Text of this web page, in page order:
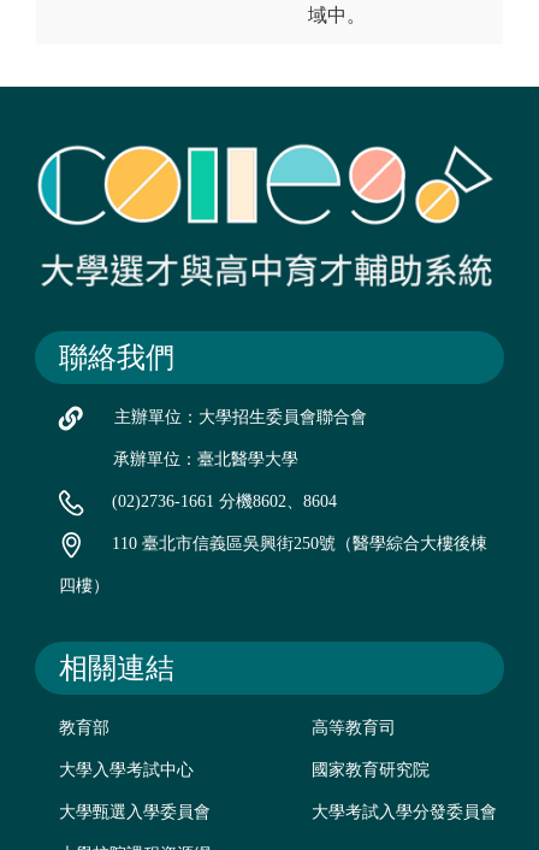
域中。
聯絡我們
主辦單位：大學招生委員會聯合會
承辦單位：臺北醫學大學
(02)2736-1661 分機8602、8604
110 臺北市信義區吳興街250號（醫學綜合大樓後棟
四樓）
相關連結
教育部 高等教育司
大學入學考試中心 國家教育研究院
大學甄選入學委員會 大學考試入學分發委員會